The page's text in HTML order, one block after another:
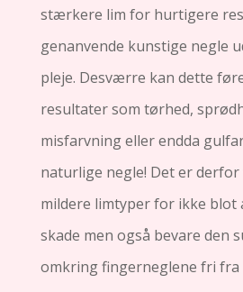
stærkere lim for hurtigere
genanvende kunstige negle
pleje. Desværre kan dette
resultater som tørhed,
misfarvning eller endda
naturlige negle! Det er
mildere limtyper for ikke blot
skade men også bevare den
omkring fingerneglene fri